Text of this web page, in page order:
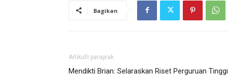
Bagikan
Artikulli paraprak
Mendikti Brian: Selaraskan Riset Perguruan Tinggi